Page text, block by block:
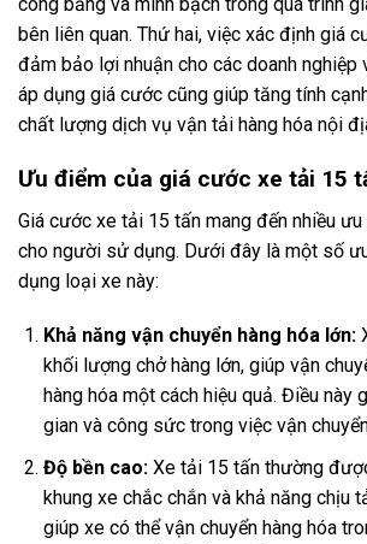
bên liên quan. Thứ hai, việc xác định giá
đảm bảo lợi nhuận cho các doanh nghiệp
áp dụng giá cước cũng giúp tăng tính
chất lượng dịch vụ vận tải hàng hóa nội
Ưu điểm của giá cước xe tải 15
Giá cước xe tải 15 tấn mang đến nhiều
cho người sử dụng. Dưới đây là một số
dụng loại xe này:
Khả năng vận chuyển hàng hóa lớn:
khối lượng chở hàng lớn, giúp vận
hàng hóa một cách hiệu quả. Điều này
gian và công sức trong việc vận
Độ bền cao:Xe tải 15 tấn thường
khung xe chắc chắn và khả năng chịu
giúp xe có thể vận chuyển hàng hóa